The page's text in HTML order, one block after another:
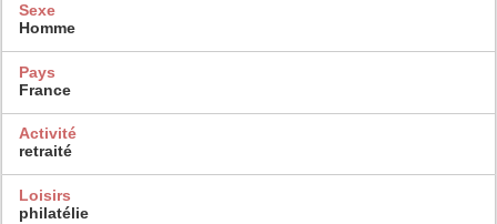
Sexe
Homme
Pays
France
Activité
retraité
Loisirs
philatélie